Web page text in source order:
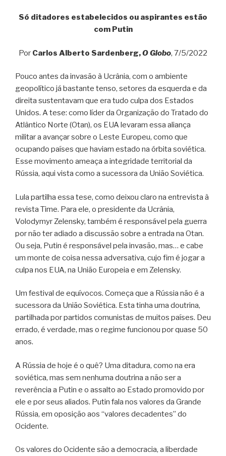
Só ditadores estabelecidos ou aspirantes estão
com Putin
Por Carlos Alberto Sardenberg,O Globo, 7/5/2022
Pouco antes da invasão à Ucrânia, com o ambiente
geopolítico já bastante tenso, setores da esquerda e da
direita sustentavam que era tudo culpa dos Estados
Unidos. A tese: como líder da Organização do Tratado do
Atlântico Norte (Otan), os EUA levaram essa aliança
militar a avançar sobre o Leste Europeu, como que
ocupando países que haviam estado na órbita soviética.
Esse movimento ameaça a integridade territorial da
Rússia, aqui vista como a sucessora da União Soviética.
Lula partilha essa tese, como deixou claro na entrevista à
revista Time. Para ele, o presidente da Ucrânia,
Volodymyr Zelensky, também é responsável pela guerra
por não ter adiado a discussão sobre a entrada na Otan.
Ou seja, Putin é responsável pela invasão, mas… e cabe
um monte de coisa nessa adversativa, cujo fim é jogar a
culpa nos EUA, na União Europeia e em Zelensky.
Um festival de equívocos. Começa que a Rússia não é a
sucessora da União Soviética. Esta tinha uma doutrina,
partilhada por partidos comunistas de muitos países. Deu
errado, é verdade, mas o regime funcionou por quase 50
anos.
A Rússia de hoje é o quê? Uma ditadura, como na era
soviética, mas sem nenhuma doutrina a não ser a
reverência a Putin e o assalto ao Estado promovido por
ele e por seus aliados. Putin fala nos valores da Grande
Rússia, em oposição aos “valores decadentes” do
Ocidente.
Os valores do Ocidente são a democracia, a liberdade